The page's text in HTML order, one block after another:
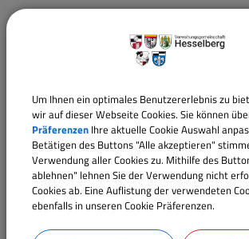
Ansprechpartner:
FrauGabrieleHartmann
Tel.:(09835) 9791-12
E-Mail:gabriele.hartmann@vg-
Ansprechpartner:
FrauJenniferKalsow
Um Ihnen ein optimales Benutzererlebnis zu
wir auf dieser Webseite Cookies. Sie können
Präferenzen Ihre aktuelle Cookie Auswahl
Betätigen des Buttons "Alle akzeptieren"
Verwendung aller Cookies zu. Mithilfe des
ablehnen" lehnen Sie der Verwendung nicht
Cookies ab. Eine Auflistung der verwendeten
ebenfalls in unseren Cookie Präferenzen.